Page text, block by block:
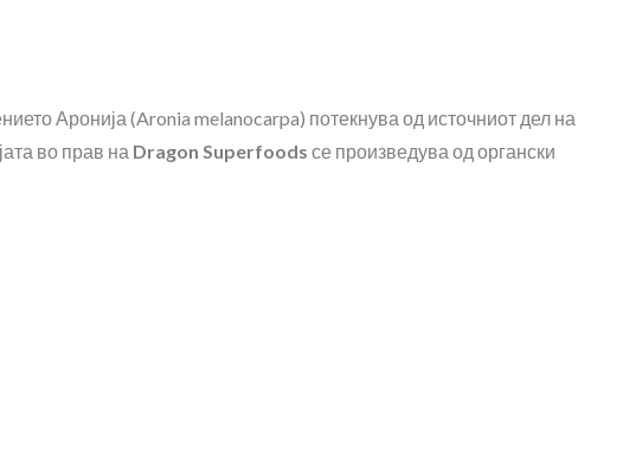
Аронија (Aronia melanocarpa) потекнува од источниот дел на
во прав на Dragon Superfoods се произведува од органски